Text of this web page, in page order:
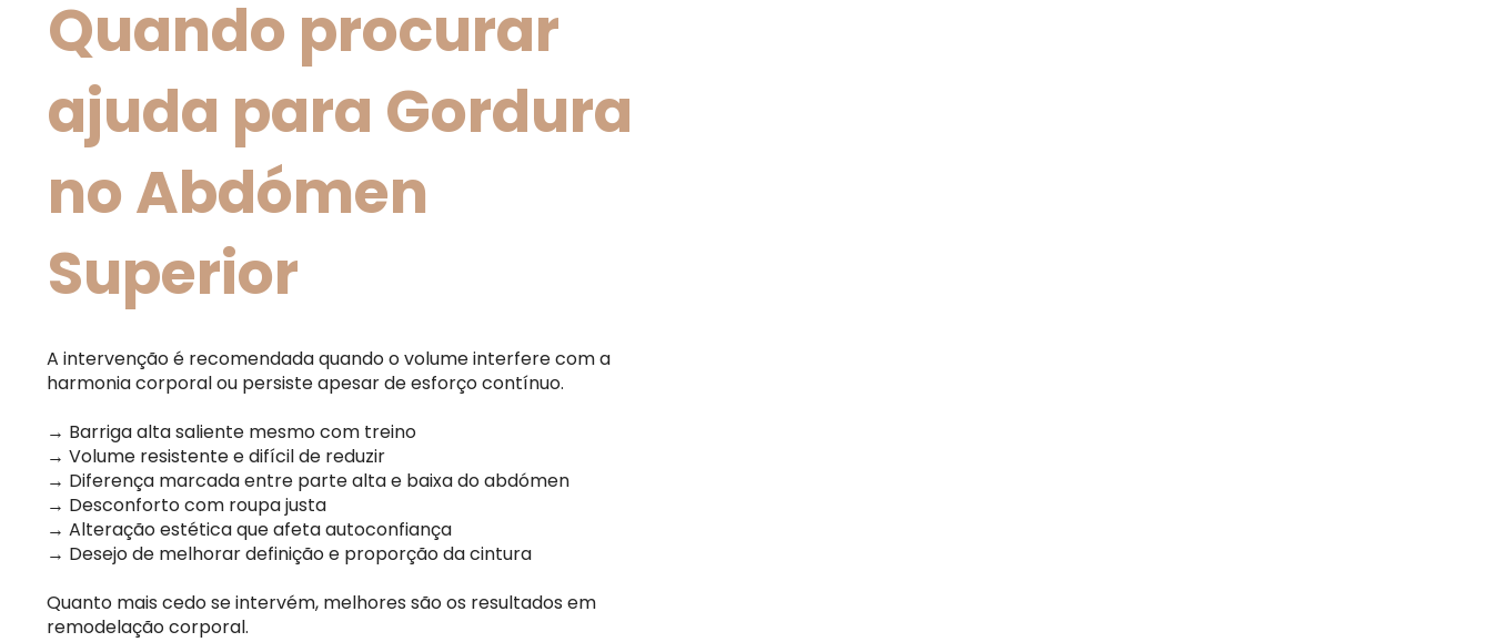
Quando procurar
ajuda para Gordura
no Abdómen
Superior
A intervenção é recomendada quando o volume interfere com a
harmonia corporal ou persiste apesar de esforço contínuo.
→ Barriga alta saliente mesmo com treino
→ Volume resistente e difícil de reduzir
→ Diferença marcada entre parte alta e baixa do abdómen
→ Desconforto com roupa justa
→ Alteração estética que afeta autoconfiança
→ Desejo de melhorar definição e proporção da cintura
Quanto mais cedo se intervém, melhores são os resultados em
remodelação corporal.